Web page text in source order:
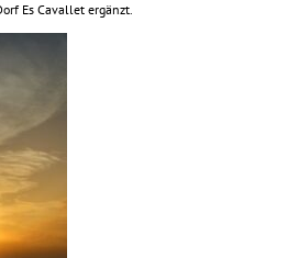
Es Cavallet ergänzt.